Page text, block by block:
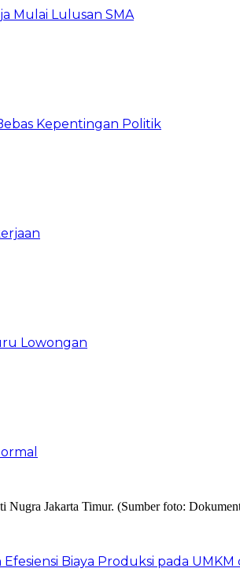
Mulai Lulusan SMA
Kepentingan Politik
Lowongan
Biaya Produksi pada